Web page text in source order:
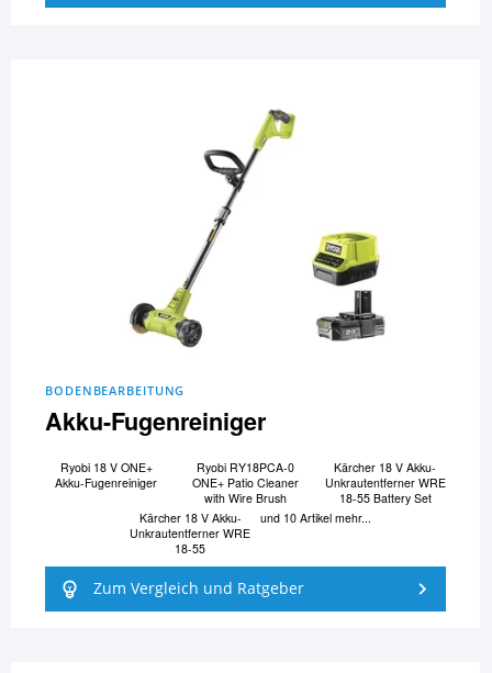
BODENBEARBEITUNG
Akku-Fugenreiniger
Ryobi 18 V ONE+
Akku-Fugenreiniger
Ryobi RY18PCA-0
ONE+ Patio Cleaner
with Wire Brush
Kärcher 18 V Akku-
Unkrautentferner WRE
18-55 Battery Set
Kärcher 18 V Akku-
Unkrautentferner WRE
18-55
und 10 Artikel mehr...
Zum Vergleich und Ratgeber